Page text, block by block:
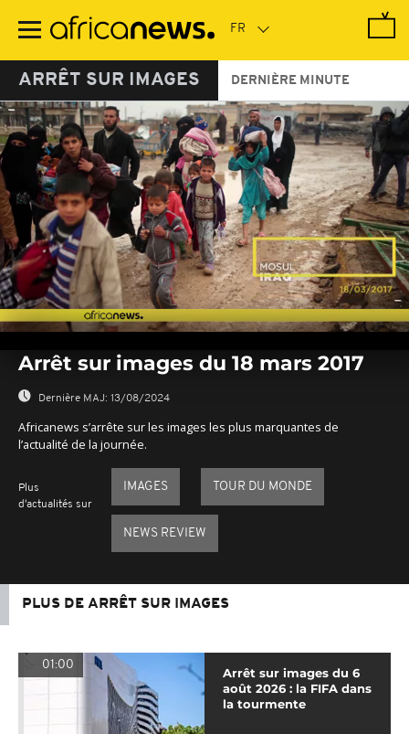
contenu
ARRÊT SUR IMAGES DERNIÈRE MINUTE
seconds
seconds
Arrêt sur images du 18 mars 2017
Dernière MAJ: 13/08/2024
Africanews s’arrête sur les images les plus marquantes de
l’actualité de la journée.
Plus
d'actualités sur
IMAGES TOUR DU MONDE
NEWS REVIEW
PLUS DE ARRÊT SUR IMAGES
01:00
Arrêt sur images du 6
août 2026 : la FIFA dans
la tourmente